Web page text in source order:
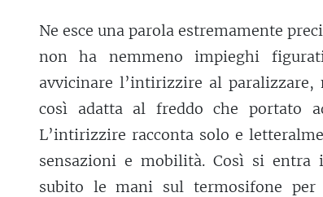
Ne esce una parola estremamente
non ha nemmeno impieghi
avvicinare l’intirizzire al
così adatta al freddo che portato
L’intirizzire racconta solo e
sensazioni e mobilità. Così si entra
subito le mani sul termosifone